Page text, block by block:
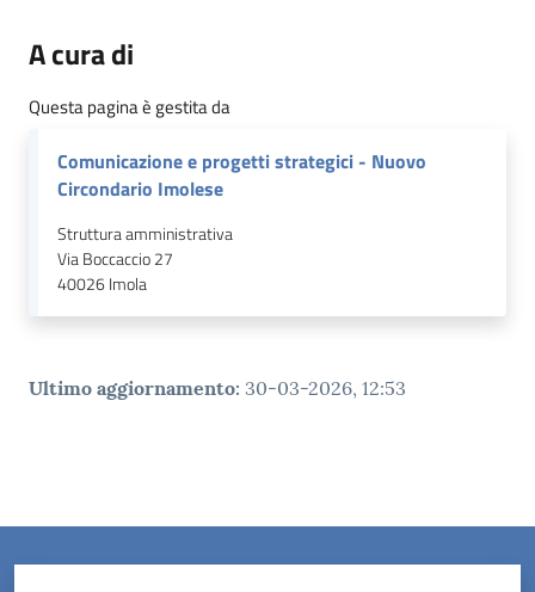
A cura di
Questa pagina è gestita da
Comunicazione e progetti strategici - Nuovo
Circondario Imolese
Struttura amministrativa
Via Boccaccio 27
40026Imola
Ultimo aggiornamento: 30-03-2026, 12:53